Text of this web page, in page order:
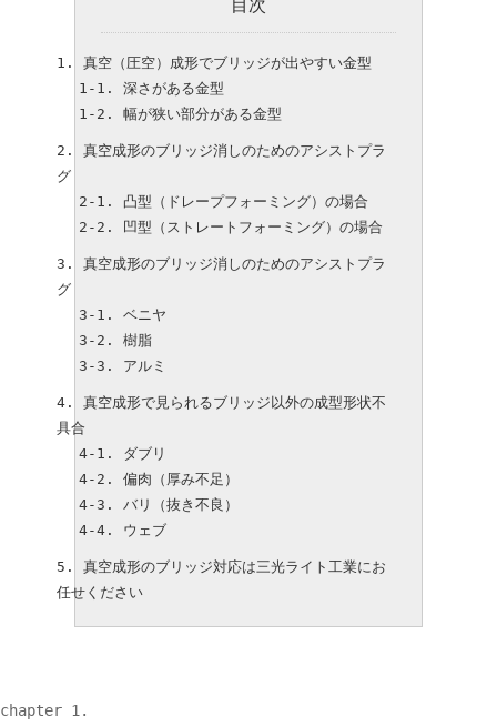
目次
真空（圧空）成形でブリッジが出やすい金型
深さがある金型
幅が狭い部分がある金型
真空成形のブリッジ消しのためのアシストプラ
グ
凸型（ドレープフォーミング）の場合
凹型（ストレートフォーミング）の場合
真空成形のブリッジ消しのためのアシストプラ
グ
ベニヤ
樹脂
アルミ
真空成形で見られるブリッジ以外の成型形状不
具合
ダブリ
偏肉（厚み不足）
バリ（抜き不良）
ウェブ
真空成形のブリッジ対応は三光ライト工業にお
任せください